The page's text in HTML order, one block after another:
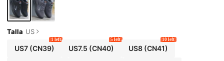
Talla US
US7(CN39)
1 left
US7.5 (CN40)
5 left
US8(CN41)
10 left